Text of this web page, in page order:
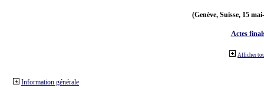
(Genève, Suisse, 15
Actes
Afficher
Information générale